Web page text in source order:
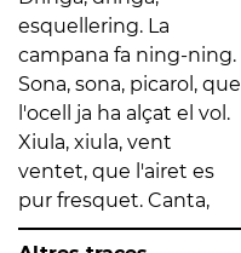
esquellering. La
campana fa ning-ning.
Sona, sona, picarol, que
l'ocell ja ha alçat el vol.
Xiula, xiula, vent
ventet, que l'airet es
pur fresquet. Canta,
està a punt de sortir el
sol. Sol, solet, vine'm
aquí i assenyala'm el
camí. No diries mai on
vaig! A tastar la font